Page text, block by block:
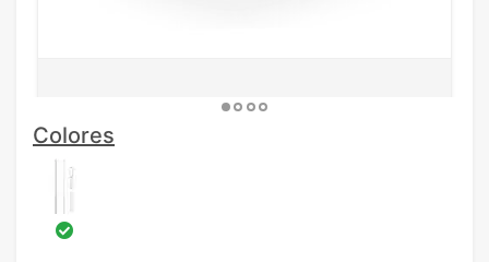
Colores